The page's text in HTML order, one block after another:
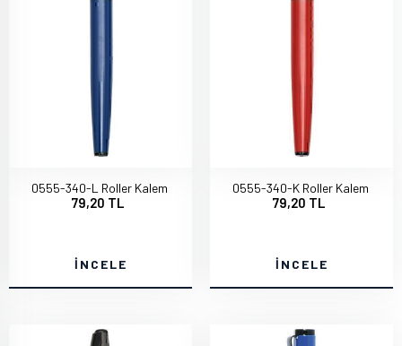
0555-340-L Roller Kalem
79,20 TL
İNCELE
0555-340-K Roller Kalem
79,20 TL
İNCELE